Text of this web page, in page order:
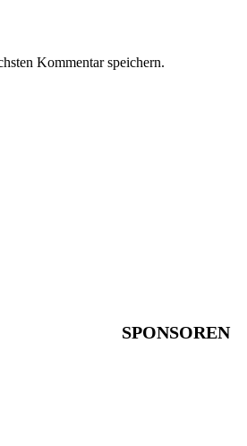
Kommentar speichern.
SPONSOREN